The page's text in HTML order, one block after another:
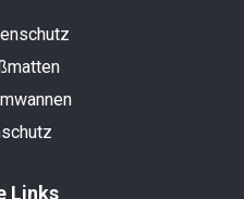
Links